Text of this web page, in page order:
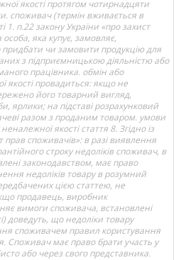
якості протягом чотирнадцяти
споживач (термін вживається в
1. п.22 закону України «про захист
яка купує, замовляє,
чи замовити продукцію для
з підприємницькою діяльністю або
працівника. обмін або
якості провадиться: якщо не
його товарний вигляд,
ярлики; на підставі розрахунковий
разом з проданим товаром. умови
якості стаття 8. Згідно із
прав споживачів»: в разі виявлення
строку недоліків споживач, в
законодавством, має право
недоліків товару в розумний
цією статтею, не
продавець, виробник
вимоги споживача, встановлені
доведуть, що недоліки товару
споживачем правил користування
Споживач має право брати участь у
або через свого представника.